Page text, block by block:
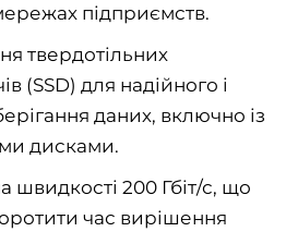
підприємств.
твердотільних
(SSD) для надійного і
даних, включно із
дисками.
швидкості 200 Гбіт/с, що
час вирішення